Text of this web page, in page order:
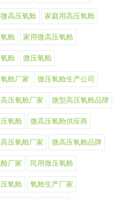
高压氧舱 家庭用高压氧舱
舱 家用微高压氧舱
舱 微压氧舱
舱厂家 微压氧舱生产公司
压氧舱厂家 微型高压氧舱品牌
氧舱 微高压氧舱供应商
压氧舱厂家 微高压氧舱品牌
厂家 民用微压氧舱
氧舱 氧舱生产厂家